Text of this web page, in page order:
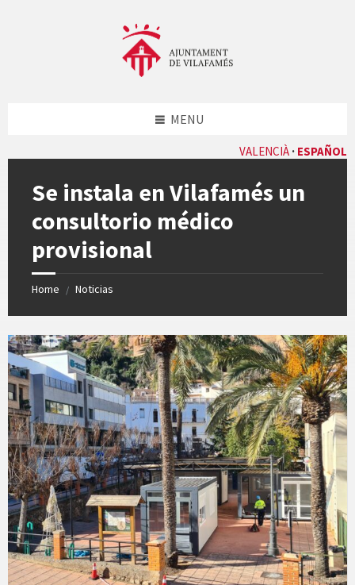
VALENCIÀ ESPAÑOL
MENU
Se instala en Vilafamés un
consultorio médico
provisional
Home / Noticias